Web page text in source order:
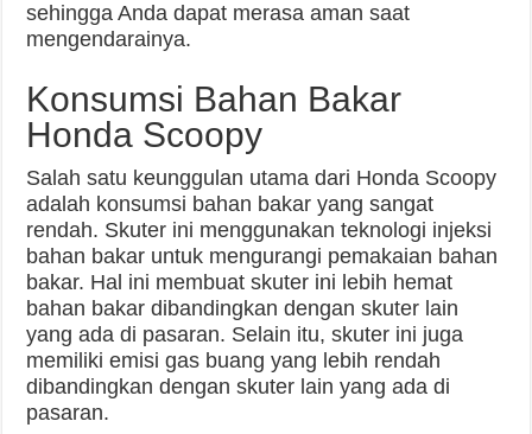
sehingga Anda dapat merasa aman saat
mengendarainya.
Konsumsi Bahan Bakar
Honda Scoopy
Salah satu keunggulan utama dari Honda Scoopy
adalah konsumsi bahan bakar yang sangat
rendah. Skuter ini menggunakan teknologi injeksi
bahan bakar untuk mengurangi pemakaian bahan
bakar. Hal ini membuat skuter ini lebih hemat
bahan bakar dibandingkan dengan skuter lain
yang ada di pasaran. Selain itu, skuter ini juga
memiliki emisi gas buang yang lebih rendah
dibandingkan dengan skuter lain yang ada di
pasaran.